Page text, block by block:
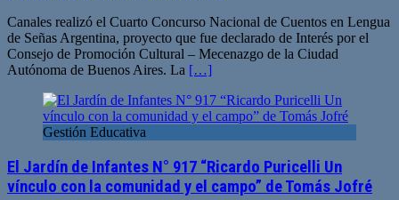
Canales realizó el Cuarto Concurso Nacional de Cuentos en Lengua
de Señas Argentina, proyecto que fue declarado de Interés por el
Consejo de Promoción Cultural – Mecenazgo de la Ciudad
Autónoma de Buenos Aires. La […]
Gestión Educativa
El Jardín de Infantes N° 917 “Ricardo Puricelli Un
vínculo con la comunidad y el campo” de Tomás Jofré